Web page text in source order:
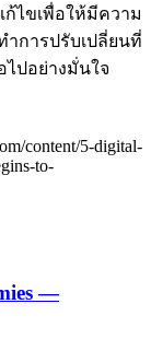
ก้ไขเพื่อให้มีความ
ำการปรับเปลี่ยนที่
ปอย่างมั่นใจ
content/5-digital-
to-
—